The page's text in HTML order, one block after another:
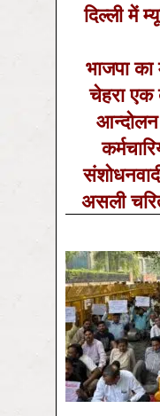
दिल्ली में
भाजपा का
चेहरा एक
आन्दोलन
असली